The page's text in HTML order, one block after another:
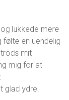
lukkede mere
følte en uendelig
mit
mig for at
glad ydre.